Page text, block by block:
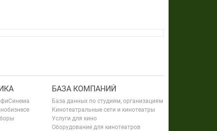
БАЗА КОМПАНИЙ
База данных по студиям, организациям
Кинотеатральные сети и кинотеатры
Услуги для кино
Оборудование для кинотеатров